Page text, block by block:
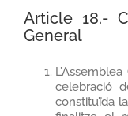
Article 18.-
General
celebració
constituïda